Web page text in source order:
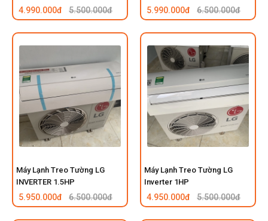
4.990.000đ 5.500.000đ 5.990.000đ 6.500.000đ
Máy Lạnh Treo Tường LG
INVERTER 1.5HP
5.950.000đ 6.500.000đ
Máy Lạnh Treo Tường LG
Inverter 1HP
4.950.000đ 5.500.000đ